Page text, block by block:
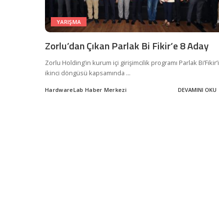
YARIŞMA
Zorlu’dan Çıkan Parlak Bi Fikir’e 8 Aday
Zorlu Holding’in kurum içi girişimcilik programı Parlak
ikinci döngüsü kapsamında ...
Posted
HardwareLab Haber Merkezi DEVAMINI OKU